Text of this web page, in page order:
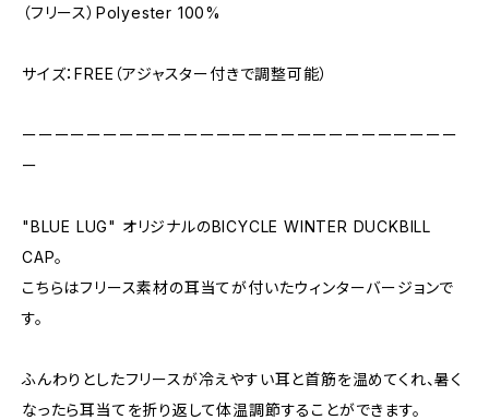
（フリース）Polyester 100%
サイズ：FREE（アジャスター付きで調整可能）
ーーーーーーーーーーーーーーーーーーーーーーーーーーー
ー
"BLUE LUG" オリジナルのBICYCLE WINTER DUCKBILL
CAP。
こちらはフリース素材の耳当てが付いたウィンターバージョンで
す。
ふんわりとしたフリースが冷えやすい耳と首筋を温めてくれ、暑く
なったら耳当てを折り返して体温調節することができます。